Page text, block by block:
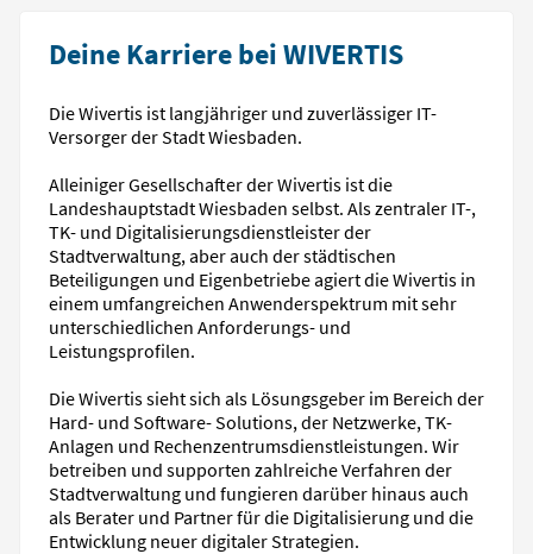
Deine Karriere bei WIVERTIS
Die Wivertis ist langjähriger und zuverlässiger IT-
Versorger der Stadt Wiesbaden.
Alleiniger Gesellschafter der Wivertis ist die
Landeshauptstadt Wiesbaden selbst. Als zentraler IT-,
TK- und Digitalisierungsdienstleister der
Stadtverwaltung, aber auch der städtischen
Beteiligungen und Eigenbetriebe agiert die Wivertis in
einem umfangreichen Anwenderspektrum mit sehr
unterschiedlichen Anforderungs- und
Leistungsprofilen.
Die Wivertis sieht sich als Lösungsgeber im Bereich der
Hard- und Software- Solutions, der Netzwerke, TK-
Anlagen und Rechenzentrumsdienstleistungen. Wir
betreiben und supporten zahlreiche Verfahren der
Stadtverwaltung und fungieren darüber hinaus auch
als Berater und Partner für die Digitalisierung und die
Entwicklung neuer digitaler Strategien.